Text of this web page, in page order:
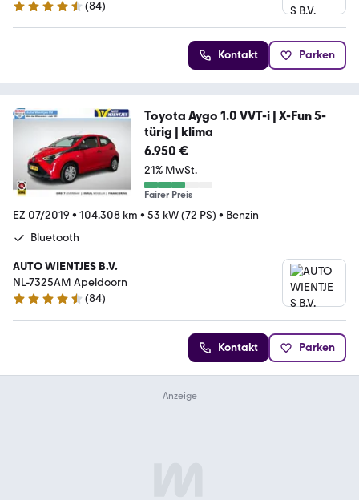
4.5 Sterne
(84)
Kontakt Parken
Toyota Aygo 1.0 VVT-i | X-Fun 5-
türig | klima
6.950 €
21% MwSt.
Fairer Preis
EZ 07/2019 • 104.308 km • 53 kW (72 PS) • Benzin
Bluetooth
AUTO WIENTJES B.V.
NL-7325AM Apeldoorn
4.5 Sterne
(84)
Kontakt Parken